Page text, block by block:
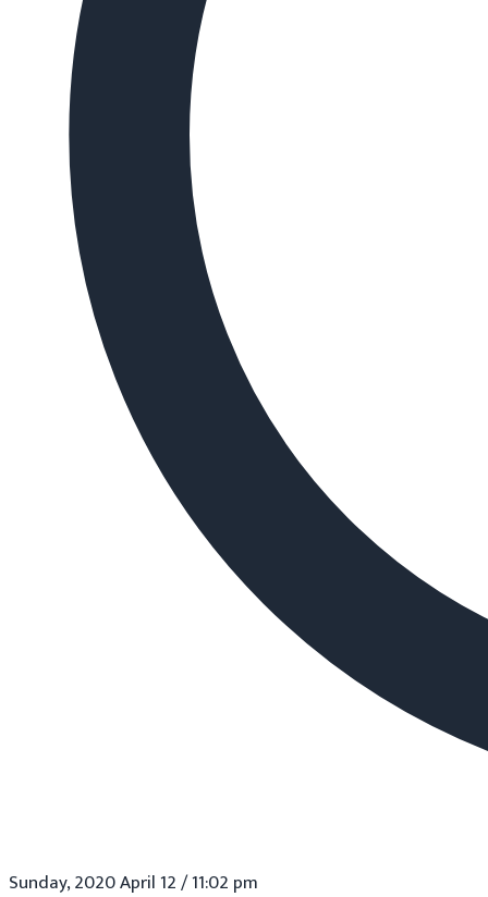
Sunday, 2020 April 12 / 11:02 pm